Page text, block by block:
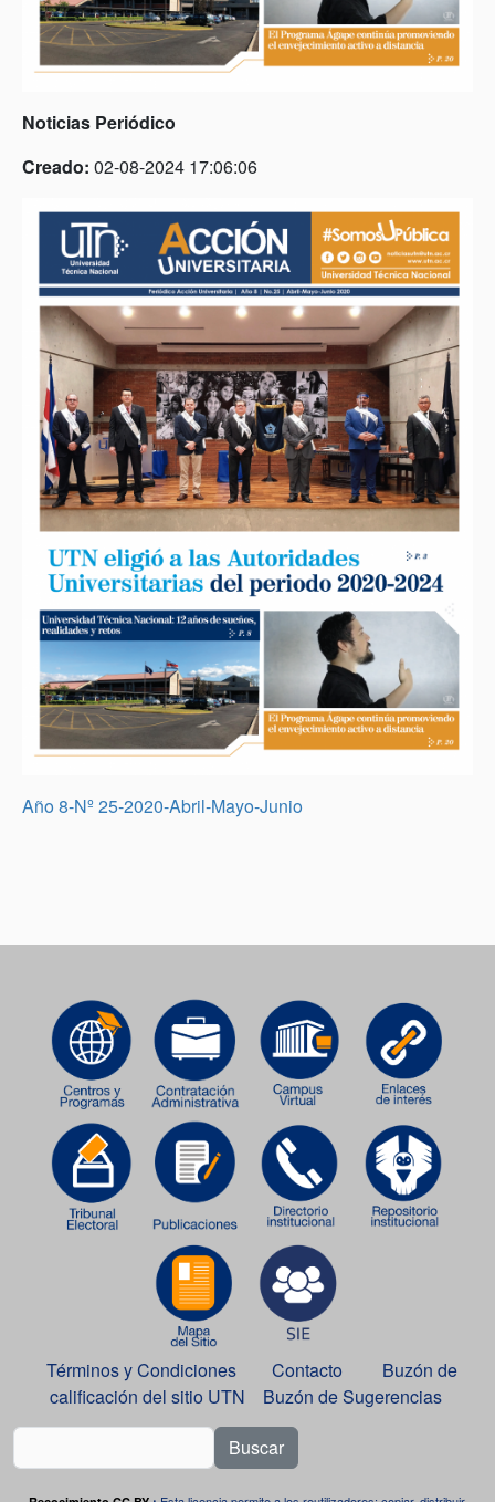
Noticias Periódico
Creado: 02-08-2024 17:06:06
Año 8-Nº 25-2020-Abril-Mayo-Junio
Términos y Condiciones Contacto
Buzón de
calificación del sitio UTN
Buzón de Sugerencias
Buscar